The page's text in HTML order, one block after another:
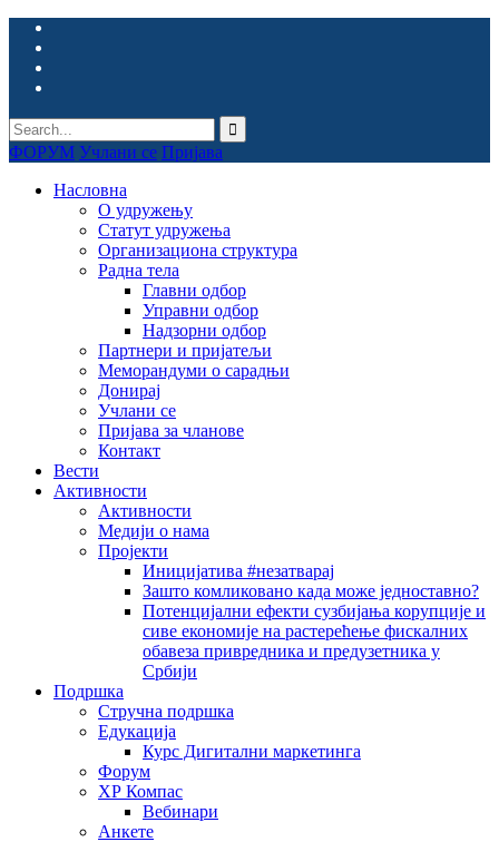
ФОРУМ Учлани се Пријава
Насловна
О удружењу
Статут удружења
Организациона структура
Радна тела
Главни одбор
Управни одбор
Надзорни одбор
Партнери и пријатељи
Меморандуми о сарадњи
Донирај
Учлани се
Пријава за чланове
Контакт
Вести
Активности
Активности
Медији о нама
Пројекти
Иницијатива #незатварај
Зашто комликовано када може једноставно?
Потенцијални ефекти сузбијања корупције и
сиве економије на растерећење фискалних
обавеза привредника и предузетника у
Србији
Подршка
Стручна подршка
Едукација
Курс Дигитални маркетинга
Форум
ХР Компас
Вебинари
Анкете